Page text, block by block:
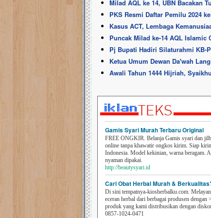
Milad AQL ke 14, UBN Bacakan
PKS Resmi Daftar Pemilu 2024
Kasus ACT, Lembaga
Puncak Milad ke-14 AQL Islamic
Pj Bupati Hadiri Silaturahmi KB-
Ketua Umum Dewan Da'wah
Awali Tahun 1444 Hijriah,
Gamis Syari Murah Terbaru Original
FREE ONGKIR. Belanja Gamis syari dan
online tanpa khawatir ongkos kirim. Siap
Indonesia. Model kekinian, warna beragam.
nyaman dipakai.
http://beautysyari.id
Cari Obat Herbal Murah &
Di sini tempatnya-kiosherbalku.com.
eceran herbal dari berbagai produsen dengan
produk yang kami distribusikan dengan
0857-1024-0471